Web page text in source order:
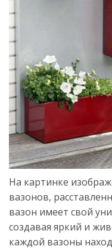
На картинке
вазонов,
вазон имеет свой
создавая яркий и
каждой вазоны